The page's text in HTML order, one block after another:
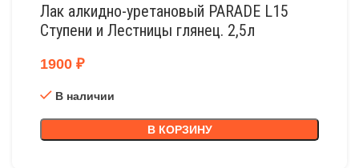
Лак алкидно-уретановый PARADE L15
Ступени и Лестницы глянец. 2,5л
1900 ₽
В наличии
В КОРЗИНУ